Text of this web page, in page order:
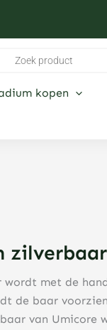
kopen
zilverbaar
met de
de baar
van Umicore